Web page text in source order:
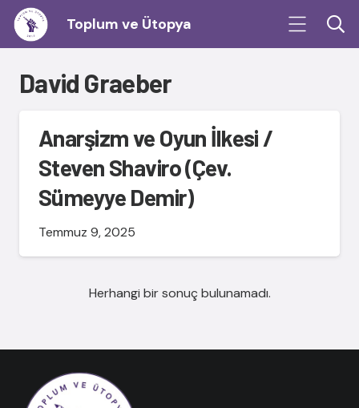
Toplum ve Ütopya
David Graeber
Anarşizm ve Oyun İlkesi /
Steven Shaviro (Çev.
Sümeyye Demir)
Temmuz 9, 2025
Herhangi bir sonuç bulunamadı.